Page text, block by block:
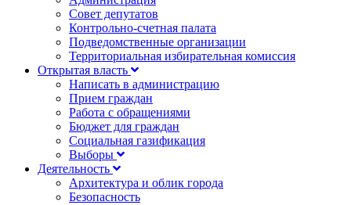
Совет депутатов
Контрольно-счетная палата
Подведомственные организации
Территориальная избирательная комиссия
Открытая власть
Написать в администрацию
Прием граждан
Работа с обращениями
Бюджет для граждан
Социальная газификация
Выборы
Деятельность
Архитектура и облик города
Безопасность